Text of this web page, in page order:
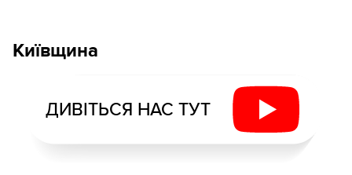
Київщина
ДИВІТЬСЯ НАС ТУТ